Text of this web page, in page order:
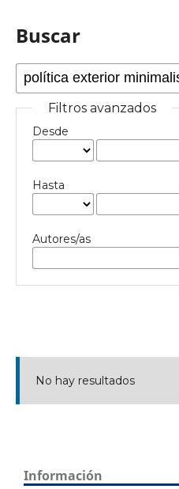
Buscar
Filtros avanzados
Desde
Hasta
Autores/as
No hay resultados
Información